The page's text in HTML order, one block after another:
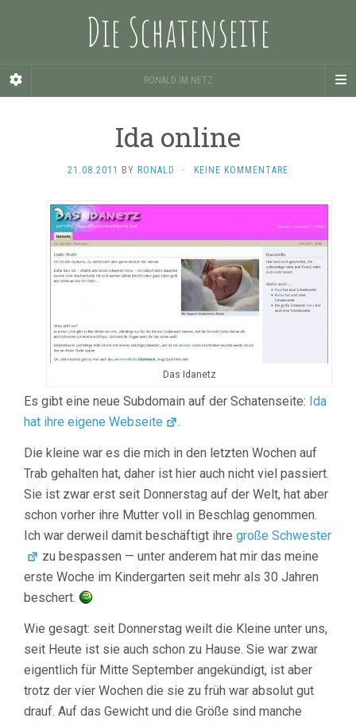
Die Schatenseite
RONALD IM NETZ
Ida online
21.08.2011 BY RONALD · KEINE KOMMENTARE
Das Idanetz
Es gibt eine neue Subdomain auf der Schatenseite: Ida
hat ihre eigene Webseite
.
Die kleine war es die mich in den letzten Wochen auf
Trab gehalten hat, daher ist hier auch nicht viel passiert.
Sie ist zwar erst seit Donnerstag auf der Welt, hat aber
schon vorher ihre Mutter voll in Beschlag genommen.
Ich war derweil damit beschäftigt ihre große Schwester
zu bespassen — unter anderem hat mir das meine
erste Woche im Kindergarten seit mehr als 30 Jahren
beschert.
Wie gesagt: seit Donnerstag weilt die Kleine unter uns,
seit Heute ist sie auch schon zu Hause. Sie war zwar
eigentlich für Mitte September angekündigt, ist aber
trotz der vier Wochen die sie zu früh war absolut gut
drauf. Auf das Gewicht und die Größe sind manche